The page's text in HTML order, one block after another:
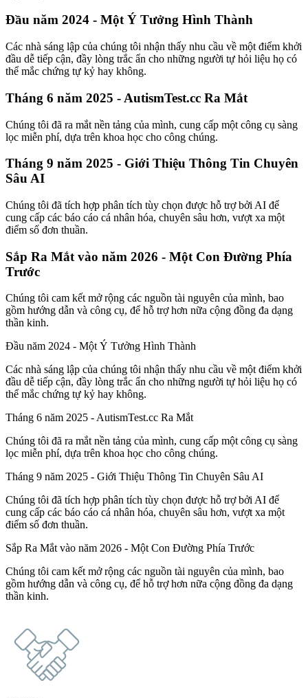
Đầu năm 2024 - Một Ý Tưởng Hình Thành
Các nhà sáng lập của chúng tôi nhận thấy nhu cầu về một điểm khởi
đầu dễ tiếp cận, đầy lòng trắc ẩn cho những người tự hỏi liệu họ có
thể mắc chứng tự kỷ hay không.
Tháng 6 năm 2025 - AutismTest.cc Ra Mắt
Chúng tôi đã ra mắt nền tảng của mình, cung cấp một công cụ sàng
lọc miễn phí, dựa trên khoa học cho công chúng.
Tháng 9 năm 2025 - Giới Thiệu Thông Tin Chuyên
Sâu AI
Chúng tôi đã tích hợp phân tích tùy chọn được hỗ trợ bởi AI để
cung cấp các báo cáo cá nhân hóa, chuyên sâu hơn, vượt xa một
điểm số đơn thuần.
Sắp Ra Mắt vào năm 2026 - Một Con Đường Phía
Trước
Chúng tôi cam kết mở rộng các nguồn tài nguyên của mình, bao
gồm hướng dẫn và công cụ, để hỗ trợ hơn nữa cộng đồng đa dạng
thần kinh.
Đầu năm 2024 - Một Ý Tưởng Hình Thành
Các nhà sáng lập của chúng tôi nhận thấy nhu cầu về một điểm khởi
đầu dễ tiếp cận, đầy lòng trắc ẩn cho những người tự hỏi liệu họ có
thể mắc chứng tự kỷ hay không.
Tháng 6 năm 2025 - AutismTest.cc Ra Mắt
Chúng tôi đã ra mắt nền tảng của mình, cung cấp một công cụ sàng
lọc miễn phí, dựa trên khoa học cho công chúng.
Tháng 9 năm 2025 - Giới Thiệu Thông Tin Chuyên Sâu AI
Chúng tôi đã tích hợp phân tích tùy chọn được hỗ trợ bởi AI để
cung cấp các báo cáo cá nhân hóa, chuyên sâu hơn, vượt xa một
điểm số đơn thuần.
Sắp Ra Mắt vào năm 2026 - Một Con Đường Phía Trước
Chúng tôi cam kết mở rộng các nguồn tài nguyên của mình, bao
gồm hướng dẫn và công cụ, để hỗ trợ hơn nữa cộng đồng đa dạng
thần kinh.